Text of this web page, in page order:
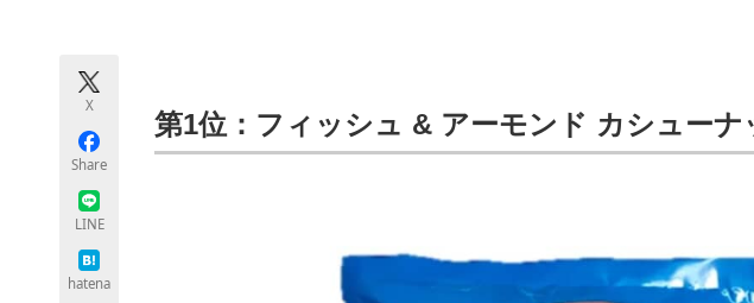
X
Share
LINE
hatena
第1位：フィッシュ & アーモンド カシューナ